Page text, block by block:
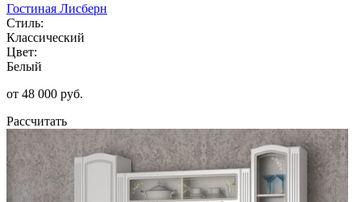
Гостиная Лисберн
Стиль:
Классический
Цвет:
Белый
от 48 000 руб.
Рассчитать